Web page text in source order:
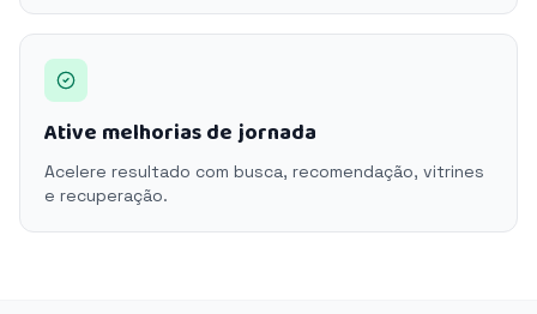
Ative melhorias de jornada
Acelere resultado com busca, recomendação, vitrines
e recuperação.